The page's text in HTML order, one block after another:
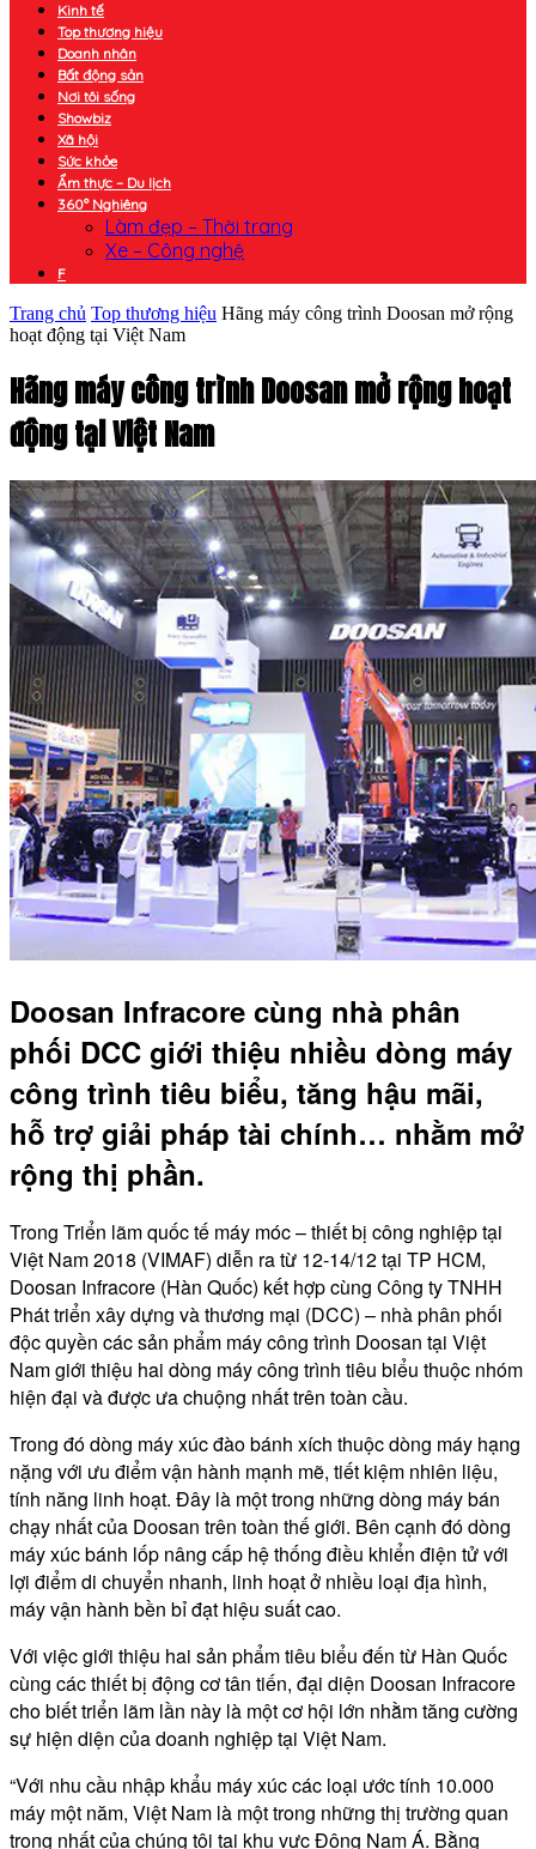
Kinh tế
Top thương hiệu
Doanh nhân
Bất động sản
Nơi tôi sống
Showbiz
Xã hội
Sức khỏe
Ẩm thực – Du lịch
360° Nghiêng
Làm đẹp – Thời trang
Xe – Công nghệ
F
Trang chủ Top thương hiệu Hãng máy công trình Doosan mở rộng
hoạt động tại Việt Nam
Hãng máy công trình Doosan mở rộng hoạt
động tại Việt Nam
Doosan Infracore cùng nhà phân
phối DCC giới thiệu nhiều dòng máy
công trình tiêu biểu, tăng hậu mãi,
hỗ trợ giải pháp tài chính… nhằm mở
rộng thị phần.
Trong Triển lãm quốc tế máy móc – thiết bị công nghiệp tại
Việt Nam 2018 (VIMAF) diễn ra từ 12-14/12 tại TP HCM,
Doosan Infracore (Hàn Quốc) kết hợp cùng Công ty TNHH
Phát triển xây dựng và thương mại (DCC) – nhà phân phối
độc quyền các sản phẩm máy công trình Doosan tại Việt
Nam giới thiệu hai dòng máy công trình tiêu biểu thuộc nhóm
hiện đại và được ưa chuộng nhất trên toàn cầu.
Trong đó dòng máy xúc đào bánh xích thuộc dòng máy hạng
nặng với ưu điểm vận hành mạnh mẽ, tiết kiệm nhiên liệu,
tính năng linh hoạt. Đây là một trong những dòng máy bán
chạy nhất của Doosan trên toàn thế giới. Bên cạnh đó dòng
máy xúc bánh lốp nâng cấp hệ thống điều khiển điện tử với
lợi điểm di chuyển nhanh, linh hoạt ở nhiều loại địa hình,
máy vận hành bền bỉ đạt hiệu suất cao.
Với việc giới thiệu hai sản phẩm tiêu biểu đến từ Hàn Quốc
cùng các thiết bị động cơ tân tiến, đại diện Doosan Infracore
cho biết triển lãm lần này là một cơ hội lớn nhằm tăng cường
sự hiện diện của doanh nghiệp tại Việt Nam.
“Với nhu cầu nhập khẩu máy xúc các loại ước tính 10.000
máy một năm, Việt Nam là một trong những thị trường quan
trọng nhất của chúng tôi tại khu vực Đông Nam Á. Bằng